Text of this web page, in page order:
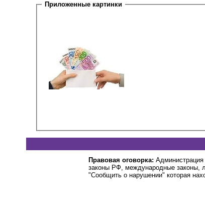
Приложенные картинки
Правовая оговорка:
законы РФ, международные законы,
"Сообщить о нарушении" которая